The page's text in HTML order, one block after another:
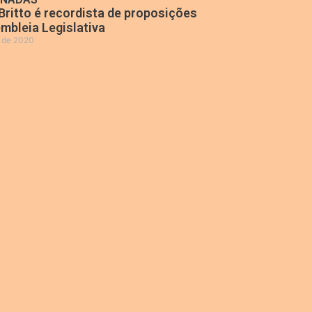
é recordista de proposições
Legislativa
de 2020